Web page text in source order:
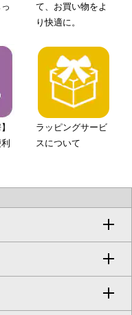
て、お買い物をよ
り快適に。
ラッピングサービ
スについて